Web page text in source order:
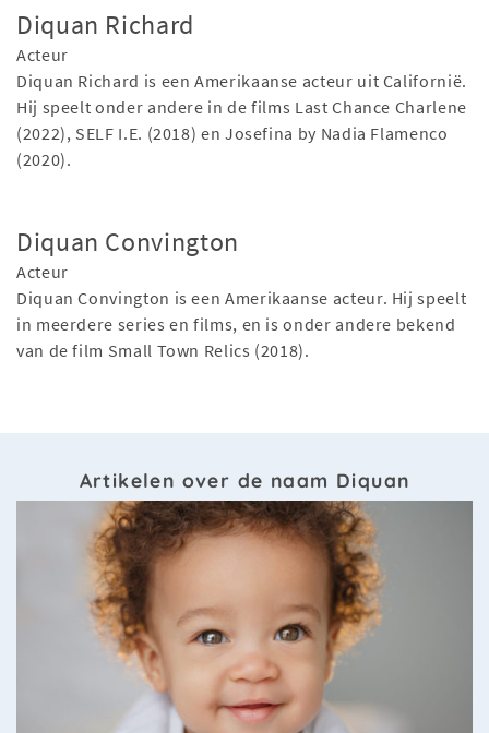
Diquan Richard
Acteur
Diquan Richard is een Amerikaanse acteur uit Californië.
Hij speelt onder andere in de films Last Chance Charlene
(2022), SELF I.E. (2018) en Josefina by Nadia Flamenco
(2020).
Diquan Convington
Acteur
Diquan Convington is een Amerikaanse acteur. Hij speelt
in meerdere series en films, en is onder andere bekend
van de film Small Town Relics (2018).
Artikelen over de naam Diquan